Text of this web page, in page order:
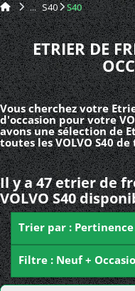
S40 S40
ETRIER DE
Vous cherchez votre
d'occasion pour votre
avons une sélection de
toutes les VOLVO S40
Il y a 47 etrier de
VOLVO S40
Trier par : Pertinence
Filtre : Neuf +